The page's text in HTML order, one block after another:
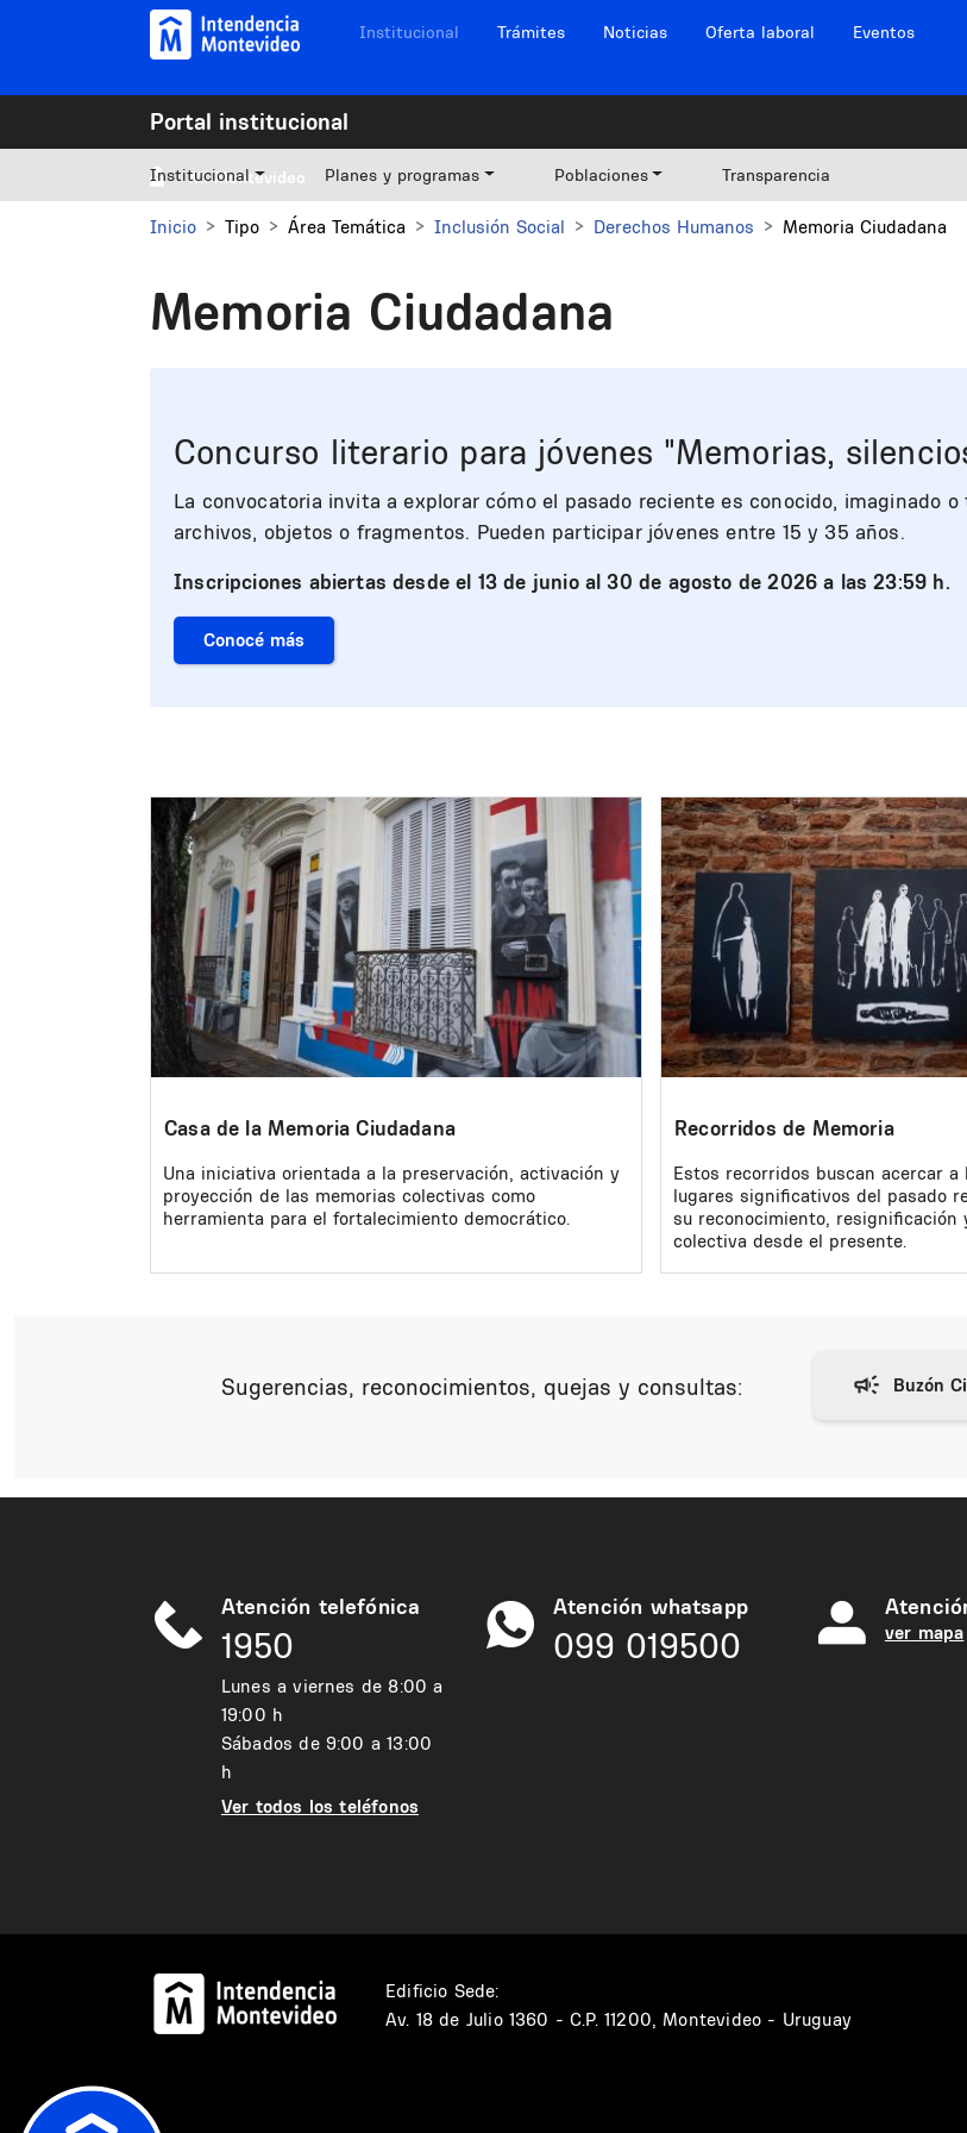
Pasar al contenido principal Navegación sitios
Institucional Trámites Noticias Oferta laboral Eventos
Portal institucional
Mi Montevideo
Institucional Planes y programas Poblaciones Transparencia
Inicio Tipo Área Temática Inclusión Social Derechos Humanos Memoria Ciudadana
Memoria Ciudadana
Concurso literario para jóvenes "Memorias,
La convocatoria invita a explorar cómo el pasado reciente es conocido, imaginado
archivos, objetos o fragmentos. Pueden participar jóvenes entre 15 y 35 años.
Inscripciones abiertas desde el 13 de junio al 30 de agosto de 2026 a las 23:59 h.
Conocé más
Image
Casa de la Memoria Ciudadana
Una iniciativa orientada a la preservación, activación y
proyección de las memorias colectivas como
herramienta para el fortalecimiento democrático.
Image
Recorridos de Memoria
Estos recorridos buscan acercar a
lugares significativos del pasado
su reconocimiento, resignificación
colectiva desde el presente.
Sugerencias, reconocimientos, quejas y consultas:
Atención telefónica
1950
Lunes a viernes de 8:00 a
19:00 h
Sábados de 9:00 a 13:00
h
Ver todos los teléfonos
Atención whatsapp
099 019500 ver mapa
Edificio Sede:
Av. 18 de Julio 1360 - C.P. 11200, Montevideo - Uruguay